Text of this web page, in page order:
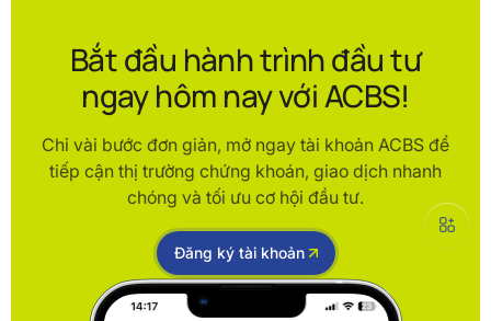
Bắt đầu hành trình đầu tư
ngay hôm nay với ACBS!
Chỉ vài bước đơn giản, mở ngay tài khoản ACBS để
tiếp cận thị trường chứng khoán, giao dịch nhanh
chóng và tối ưu cơ hội đầu tư.
Đăng ký tài khoản